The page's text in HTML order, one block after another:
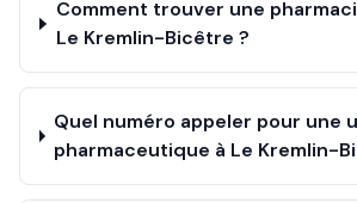
Comment trouver une
Le Kremlin-Bicêtre ?
Quel numéro appeler pour une
pharmaceutique à Le Kremlin-